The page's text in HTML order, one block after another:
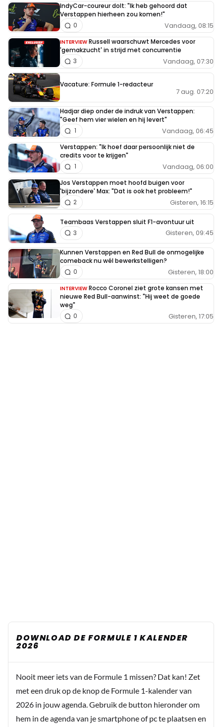
IndyCar-coureur dolt: "Ik heb gehoord dat
Verstappen hierheen zou komen!"
Vandaag, 08:15
0
INTERVIEW Russell waarschuwt Mercedes voor
'gemakzucht' in strijd met concurrentie
Vandaag, 07:30
3
Vacature: Formule 1-redacteur
7 aug. 07:20
Hadjar diep onder de indruk van Verstappen:
"Geef hem vier wielen en hij levert"
Vandaag, 06:45
1
Verstappen: "Ik hoef daar persoonlijk niet de
credits voor te krijgen"
Vandaag, 06:00
1
Jos Verstappen moet hoofd buigen voor
'bijzondere' Max: "Dat is ook het probleem!"
Gisteren, 16:15
2
Teambaas Verstappen sluit F1-avontuur uit
Gisteren, 09:45
3
Kunnen Verstappen en Red Bull de onmogelijke
comeback nu wél bewerkstelligen?
Gisteren, 18:00
0
INTERVIEW Rocco Coronel ziet grote kansen met
nieuwe Red Bull-aanwinst: "Hij weet de goede
weg"
Gisteren, 17:05
0
DOWNLOAD DE FORMULE 1 KALENDER
2026
Nooit meer iets van de Formule 1 missen? Dat kan! Zet
met een druk op de knop de Formule 1-kalender van
2026 in jouw agenda. Gebruik de button hieronder om
hem in de agenda van je smartphone of pc te plaatsen en